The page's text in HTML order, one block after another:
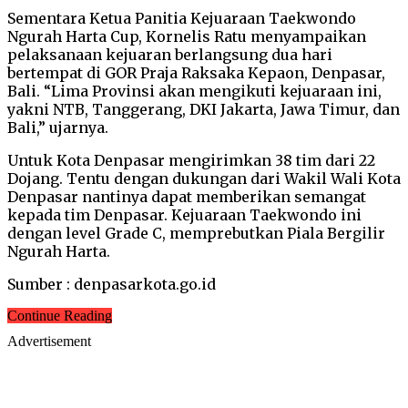
Sementara Ketua Panitia Kejuaraan Taekwondo
Ngurah Harta Cup, Kornelis Ratu menyampaikan
pelaksanaan kejuaran berlangsung dua hari
bertempat di GOR Praja Raksaka Kepaon, Denpasar,
Bali. “Lima Provinsi akan mengikuti kejuaraan ini,
yakni NTB, Tanggerang, DKI Jakarta, Jawa Timur, dan
Bali,” ujarnya.
Untuk Kota Denpasar mengirimkan 38 tim dari 22
Dojang. Tentu dengan dukungan dari Wakil Wali Kota
Denpasar nantinya dapat memberikan semangat
kepada tim Denpasar. Kejuaraan Taekwondo ini
dengan level Grade C, memprebutkan Piala Bergilir
Ngurah Harta.
Sumber : denpasarkota.go.id
Continue Reading
Advertisement